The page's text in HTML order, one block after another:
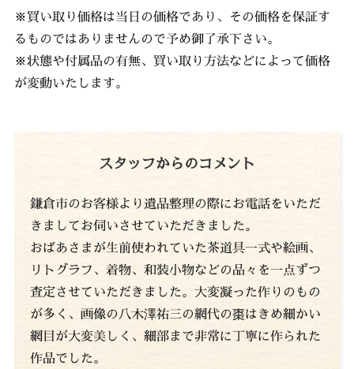
※買い取り価格は当日の価格であり、その価格を保証す
るものではありませんので予め御了承下さい。
※状態や付属品の有無、買い取り方法などによって価格
が変動いたします。
スタッフからのコメント
鎌倉市のお客様より遺品整理の際にお電話をいただ
きましてお伺いさせていただきました。
おばあさまが生前使われていた茶道具一式や絵画、
リトグラフ、着物、和装小物などの品々を一点ずつ
査定させていただきました。大変凝った作りのもの
が多く、画像の八木澤祐三の網代の棗はきめ細かい
網目が大変美しく、細部まで非常に丁寧に作られた
作品でした。